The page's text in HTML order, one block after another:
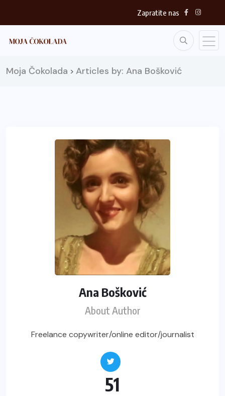
Zapratite nas
Moja Čokolada > Articles by: Ana Bošković
Ana Bošković
About Author
Freelance copywriter/online editor/journalist
51